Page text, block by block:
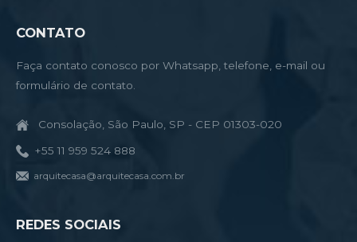
CONTATO
Faça contato conosco por Whatsapp, telefone, e-mail ou
formulário de contato.
Consolação, São Paulo, SP - CEP 01303-020
+55 11 959 524 888
arquitecasa@arquitecasa.com.br
REDES SOCIAIS